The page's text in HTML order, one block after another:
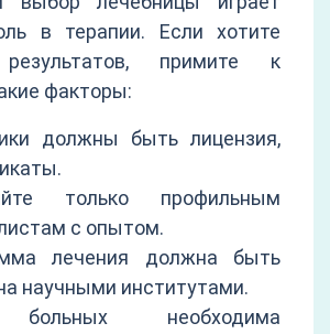
в терапии. Если хотите
примите к
факторы:
должны быть лицензия,
только профильным
с опытом.
лечения должна быть
научными институтами.
необходима